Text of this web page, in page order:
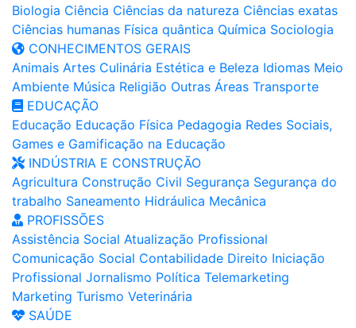
Biologia Ciência Ciências da natureza Ciências exatas
Ciências humanas Física quântica Química Sociologia
CONHECIMENTOS GERAIS
Animais Artes Culinária Estética e Beleza Idiomas Meio
Ambiente Música Religião Outras Áreas Transporte
EDUCAÇÃO
Educação Educação Física Pedagogia Redes Sociais,
Games e Gamificação na Educação
INDÚSTRIA E CONSTRUÇÃO
Agricultura Construção Civil Segurança Segurança do
trabalho Saneamento Hidráulica Mecânica
PROFISSÕES
Assistência Social Atualização Profissional
Comunicação Social Contabilidade Direito Iniciação
Profissional Jornalismo Política Telemarketing
Marketing Turismo Veterinária
SAÚDE